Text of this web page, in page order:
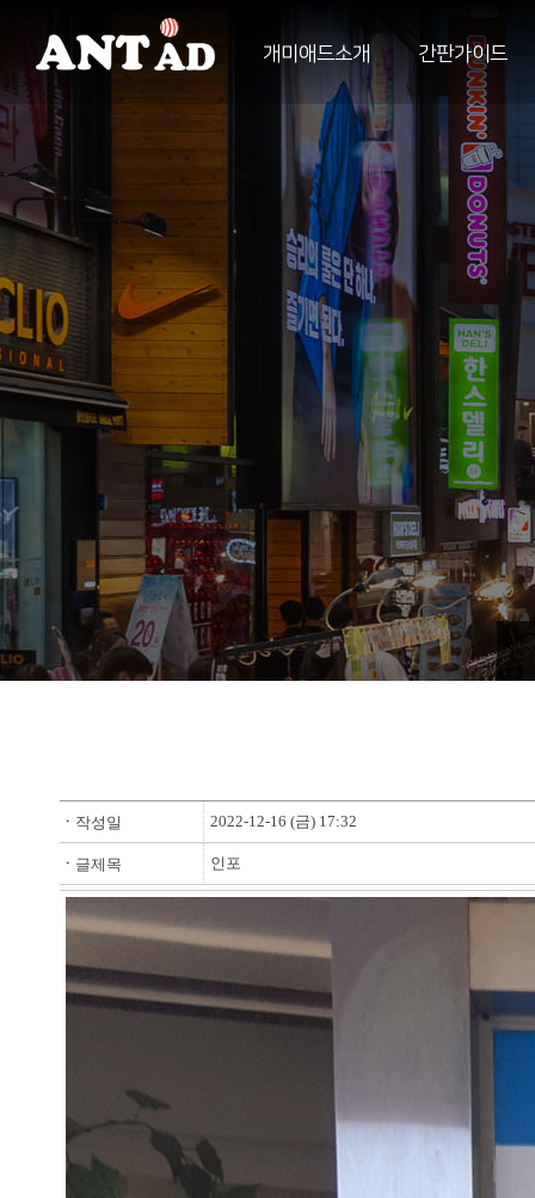
개미애드소개 간판가이드
ㆍ 작성일 2022-12-16 (금) 17:32
ㆍ 글제목 인포